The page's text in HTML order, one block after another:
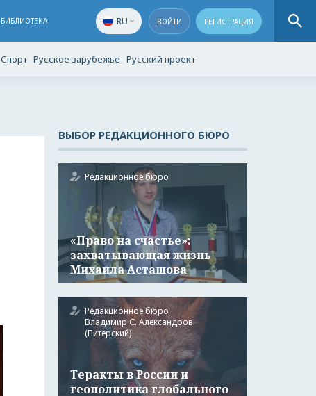
БИБЛИОТЕКА RU ВОЙТИ РЕГИСТРАЦИЯ
Спорт Русское зарубежье Русский проект
ВЫБОР РЕДАКЦИОННОГО БЮРО
Редакционное бюро
«Право на счастье»:
захватывающая жизнь
Михаила Асташова
Редакционное бюро
Владимир С. Александров
(Питерский)
Теракты в России и
геополитика глобального